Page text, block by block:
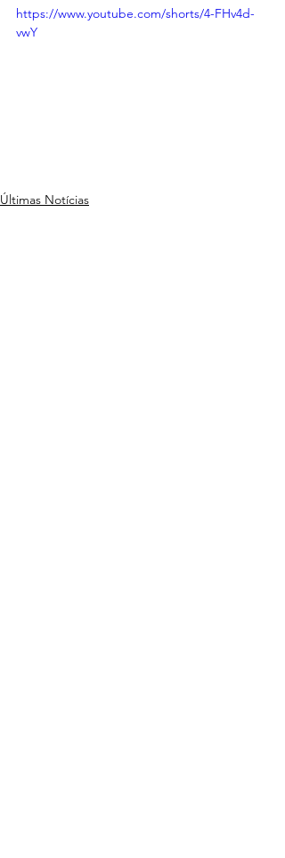
https://www.youtube.com/shorts/4-FHv4d-
vwY
Últimas Notícias